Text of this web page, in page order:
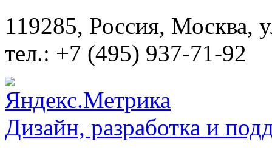
119285, Россия, Москва,
тел.: +7 (495) 937-71-92
Дизайн, разработка и